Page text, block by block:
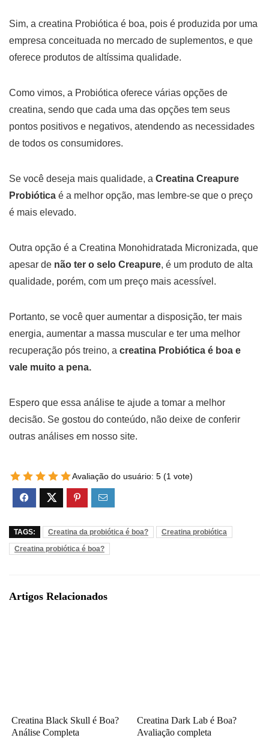
Sim, a creatina Probiótica é boa, pois é produzida por uma
empresa conceituada no mercado de suplementos, e que
oferece produtos de altíssima qualidade.
Como vimos, a Probiótica oferece várias opções de
creatina, sendo que cada uma das opções tem seus
pontos positivos e negativos, atendendo as necessidades
de todos os consumidores.
Se você deseja mais qualidade, a Creatina Creapure
Probiótica é a melhor opção, mas lembre-se que o preço
é mais elevado.
Outra opção é a Creatina Monohidratada Micronizada, que
apesar de não ter o selo Creapure, é um produto de alta
qualidade, porém, com um preço mais acessível.
Portanto, se você quer aumentar a disposição, ter mais
energia, aumentar a massa muscular e ter uma melhor
recuperação pós treino, a creatina Probiótica é boa e
vale muito a pena.
Espero que essa análise te ajude a tomar a melhor
decisão. Se gostou do conteúdo, não deixe de conferir
outras análises em nosso site.
Avaliação do usuário: 5 (1 vote)
TAGS: Creatina da probiótica é boa?
Creatina probiótica
Creatina probiótica é boa?
Artigos Relacionados
Creatina Black Skull é Boa?
Análise Completa
Creatina Dark Lab é Boa?
Avaliação completa